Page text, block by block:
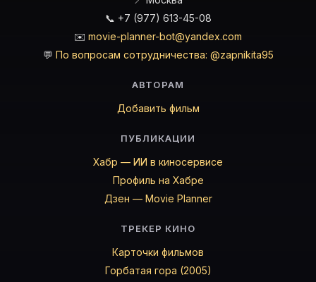
📞 +7 (977) 613-45-08
✉️ movie-planner-bot@yandex.com
💬 По вопросам сотрудничества: @zapnikita95
АВТОРАМ
Добавить фильм
ПУБЛИКАЦИИ
Хабр — ИИ в киносервисе
Профиль на Хабре
Дзен — Movie Planner
ТРЕКЕР КИНО
Карточки фильмов
Горбатая гора (2005)